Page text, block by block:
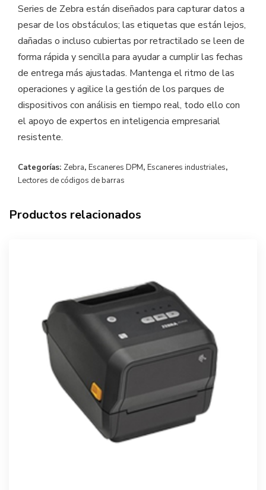
Series de Zebra están diseñados para capturar datos a
pesar de los obstáculos; las etiquetas que están lejos,
dañadas o incluso cubiertas por retractilado se leen de
forma rápida y sencilla para ayudar a cumplir las fechas
de entrega más ajustadas. Mantenga el ritmo de las
operaciones y agilice la gestión de los parques de
dispositivos con análisis en tiempo real, todo ello con
el apoyo de expertos en inteligencia empresarial
resistente.
Categorías: Zebra, Escaneres DPM, Escaneres industriales,
Lectores de códigos de barras
Productos relacionados